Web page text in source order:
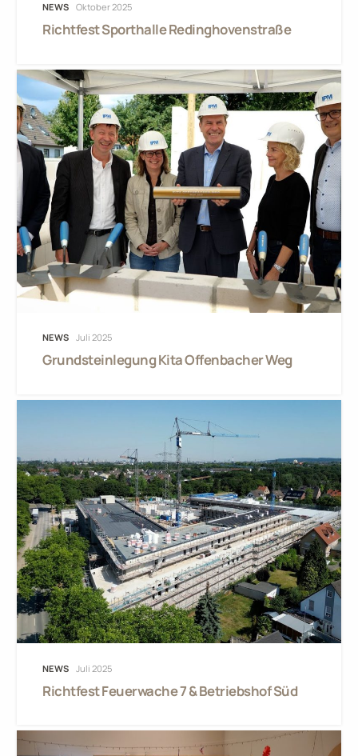
NEWS Oktober 2025
Richtfest Sporthalle Redinghovenstraße
NEWS Juli 2025
Grundsteinlegung Kita Offenbacher Weg
NEWS Juli 2025
Richtfest Feuerwache 7 & Betriebshof Süd